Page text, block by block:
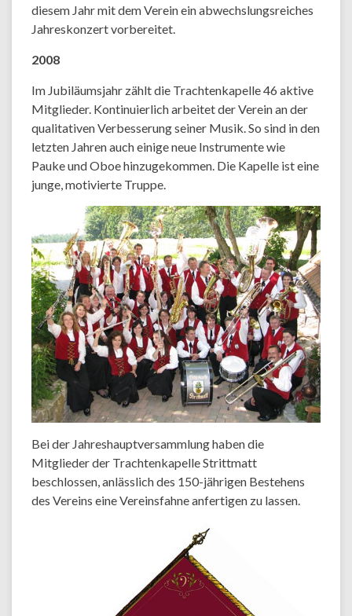
diesem Jahr mit dem Verein ein abwechslungsreiches
Jahreskonzert vorbereitet.
2008
Im Jubiläumsjahr zählt die Trachtenkapelle 46 aktive
Mitglieder. Kontinuierlich arbeitet der Verein an der
qualitativen Verbesserung seiner Musik. So sind in den
letzten Jahren auch einige neue Instrumente wie
Pauke und Oboe hinzugekommen. Die Kapelle ist eine
junge, motivierte Truppe.
Bei der Jahreshauptversammlung haben die
Mitglieder der Trachtenkapelle Strittmatt
beschlossen, anlässlich des 150-jährigen Bestehens
des Vereins eine Vereinsfahne anfertigen zu lassen.